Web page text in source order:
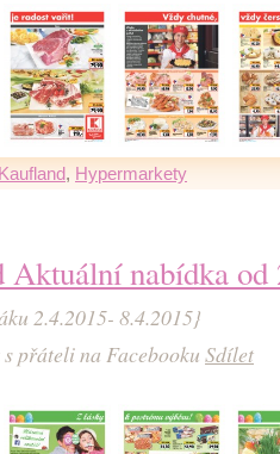
Kaufland, Hypermarkety
Aktuální nabídka od
2.4.2015- 8.4.2015}
přáteli na Facebooku Sdílet